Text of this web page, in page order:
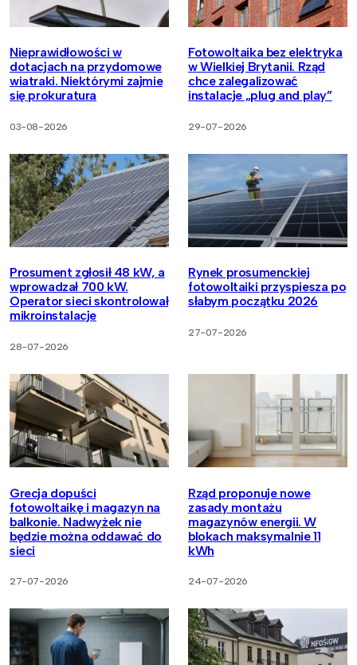
Nieprawidłowości w
dotacjach na przydomowe
wiatraki. Niektórymi zajmie
się prokuratura
03-08-2026
Fotowoltaika bez elektryka
w Wielkiej Brytanii. Rząd
chce zalegalizować
instalacje „plug and play”
29-07-2026
Prosument zgłosił 48 kW, a
wprowadzał 700 kW.
Operator sieci skontrolował
mikroinstalacje
28-07-2026
Rynek prosumenckiej
fotowoltaiki przyspiesza po
słabym początku 2026
27-07-2026
Grecja dopuści
fotowoltaikę i magazyn na
balkonie. Nadwyżek nie
będzie można oddawać do
sieci
27-07-2026
Rząd proponuje nowe
zasady montażu
magazynów energii. W
blokach maksymalnie 11
kWh
24-07-2026